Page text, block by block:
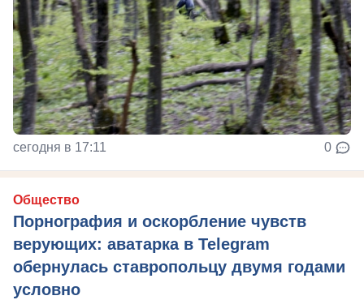
сегодня в 17:11 0
Общество
Порнография и оскорбление чувств
верующих: аватарка в Telegram
обернулась ставропольцу двумя годами
условно